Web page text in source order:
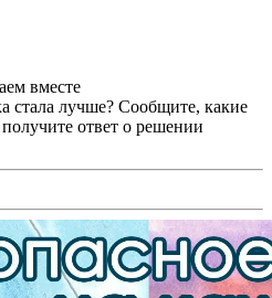
вместе
стала лучше? Сообщите, какие
ответ о решении